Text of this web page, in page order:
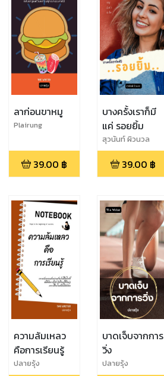
ลาก่อนขาหมู
Plairung
39.00 ฿
บางครั้งเราก็มี
แค่ รอยยิ้ม
สุวนันท์ ผิวนวล
39.00 ฿
ความล้มเหลว
คือการเรียนรู้
ปลายรุ้ง
บาดเจ็บจากการ
วิ่ง
ปลายรุ้ง